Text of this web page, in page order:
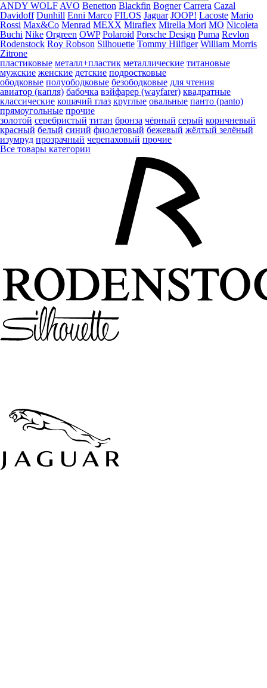
ANDY WOLF AVO Benetton Blackfin Bogner Carrera Cazal
Davidoff Dunhill Enni Marco FILOS Jaguar JOOP! Lacoste Mario
Rossi Max&Co Menrad MEXX Miraflex Mirella Mori MO Nicoleta
Buchi Nike Orgreen OWP Polaroid Porsche Design Puma Revlon
Rodenstock Roy Robson Silhouette Tommy Hilfiger William Morris
Zitrone
пластиковые металл+пластик металлические титановые
мужские женские детские подростковые
ободковые полуободковые безободковые для чтения
авиатор (капля) бабочка вэйфарер (wayfarer) квадратные
классические кошачий глаз круглые овальные панто (panto)
прямоугольные прочие
золотой серебристый титан бронза чёрный серый коричневый
красный белый синий фиолетовый бежевый жёлтый зелёный
изумруд прозрачный черепаховый прочие
Все товары категории